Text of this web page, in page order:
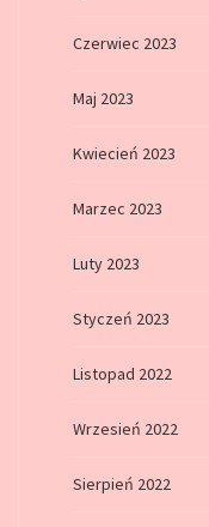
Czerwiec 2023
Maj 2023
Kwiecień 2023
Marzec 2023
Luty 2023
Styczeń 2023
Listopad 2022
Wrzesień 2022
Sierpień 2022